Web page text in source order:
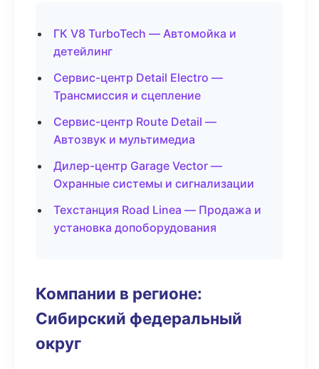
ГК V8 TurboTech — Автомойка и
детейлинг
Сервис-центр Detail Electro —
Трансмиссия и сцепление
Сервис-центр Route Detail —
Автозвук и мультимедиа
Дилер-центр Garage Vector —
Охранные системы и сигнализации
Техстанция Road Linea — Продажа и
установка допоборудования
Компании в регионе:
Сибирский федеральный
округ